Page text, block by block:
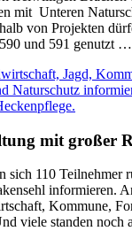
mit Unteren
von Projekten
und 591 genutzt …
mit großer
sich 110 Teilnehmer
informieren.
Kommune,
viele standen noch